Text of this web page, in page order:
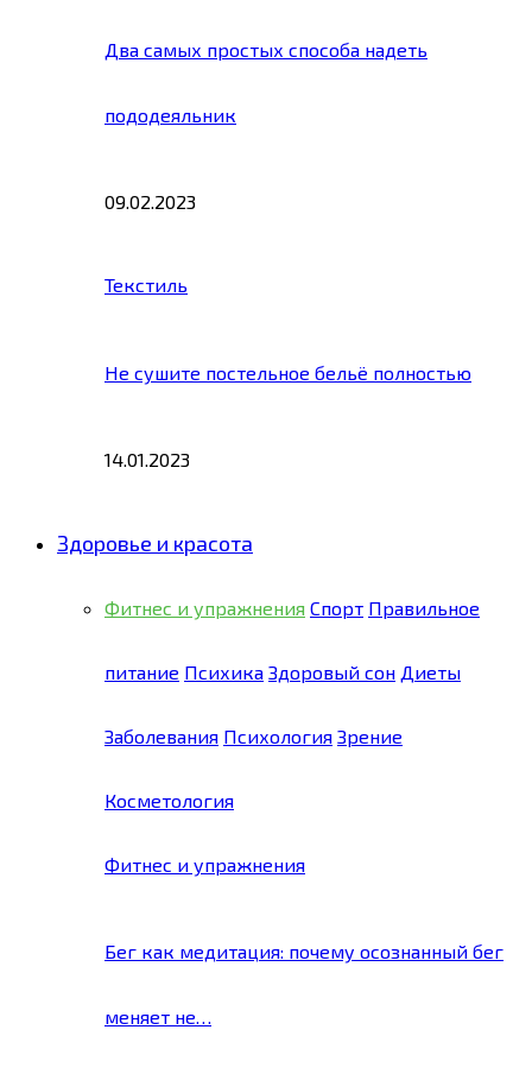
Два самых простых способа надеть
пододеяльник
09.02.2023
Текстиль
Не сушите постельное бельё полностью
14.01.2023
Здоровье и красота
Фитнес и упражнения Спорт Правильное
питание Психика Здоровый сон Диеты
Заболевания Психология Зрение
Косметология
Фитнес и упражнения
Бег как медитация: почему осознанный бег
меняет не…